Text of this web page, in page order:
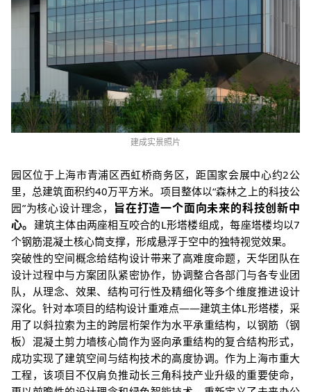
建成实景照片
园区位于上海市青浦区西虹桥商务区， 距国家会展中心约2公
里， 总建筑面积约40万平方米。 项目整体以“森林之上的科技公
园”为核心设计理念， 旨在打造一个面向未来的科技创新中
心。 建筑主体由两座相互咬合的L形塔楼组成，每座塔楼均以7
个钢筋混凝土核心筒支撑，形成悬浮于空中的独特视觉效果。
突破性的空间概念给结构设计带来了高难度命题，天华团队在
设计过程中与方案团队紧密协作，协调整合各部门与各专业团
队，从理念、效果、结构可行性及精细化等多个维度推进设计
深化。针对本项目的结构设计重难点——建筑主体L形塔楼，采
用了以斜拉索为主的跨层桁架作为水平承重结构，以钢筋（钢
板）混凝土剪力墙核心筒作为竖向承重结构的复合结构形式，
成功实现了建筑空间与结构技术的高度协调。作为上海市重大
工程，该项目不仅肩负推动长三角科技产业升级的重要使命，